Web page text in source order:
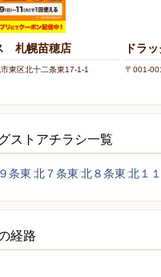
札幌苗穂店
東区北十二条東17-1-1
ドラ
〒001-
ストアチラシ一覧
条東 北７条東 北８条東 北１
経路